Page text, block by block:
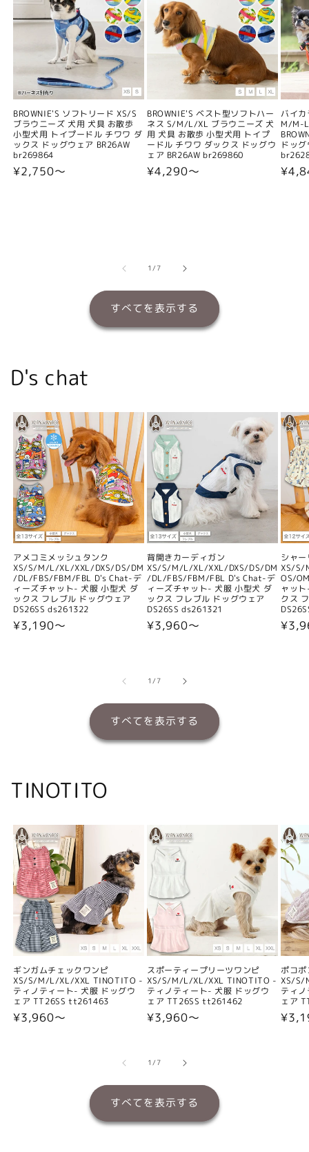
BROWNIE'S ソフトリード XS/S
ブラウニーズ 犬用 犬具 お散歩
小型犬用 トイプードル チワワ ダ
ックス ドッグウェア BR26AW
br269864
通
¥2,750〜
BROWNIE'S ベスト型ソフトハー
ネス S/M/L/XL ブラウニーズ 犬
用 犬具 お散歩 小型犬用 トイプ
ードル チワワ ダックス ドッグウ
ェア BR26AW br269860
通
¥4,290〜
バイ
M/M-
ドッ
通
1/の
7
すべてを表示する
D's chat
アメコミメッシュタンク
XS/S/M/L/XL/XXL/DXS/DS/DM
/DL/FBS/FBM/FBL D's Chat-デ
ィーズチャット- 犬服 小型犬 ダ
ックス フレブル ドッグウェア
DS26SS ds261322
通
¥3,190〜
背開きカーディガン
XS/S/M/L/XL/XXL/DXS/DS/DM
/DL/FBS/FBM/FBL D's Chat-デ
ィーズチャット- 犬服 小型犬 ダ
ックス フレブル ドッグウェア
DS26SS ds261321
通
¥3,960〜
シャ
XS/
OS/
ャッ
クス
通
1/の
7
すべてを表示する
TINOTITO
ギンガムチェックワンピ
XS/S/M/L/XL/XXL TINOTITO -
ティノティート- 犬服 ドッグウ
ェア TT26SS tt261463
通
¥3,960〜
スポーティープリーツワンピ
XS/S/M/L/XL/XXL TINOTITO -
ティノティート- 犬服 ドッグウ
ェア TT26SS tt261462
通
格
¥3,960〜
ポコ
XS/S/
ティ
ェア
通
1/の
7
すべてを表示する